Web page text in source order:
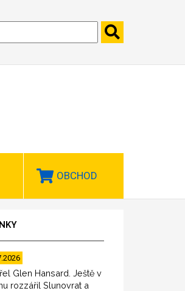
OBCHOD
Glen Hansard. Ještě v
rozzářil Slunovrat a